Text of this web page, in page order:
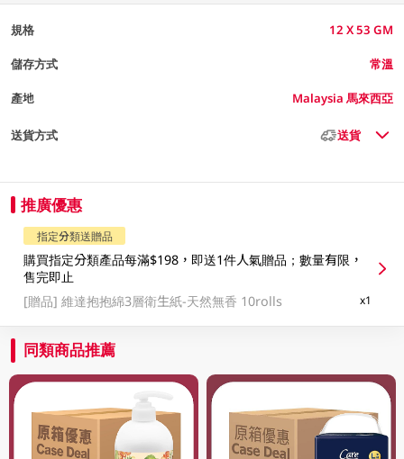
規格 12 X 53 GM
儲存方式 常溫
產地 Malaysia 馬來西亞
送貨方式 送貨
推廣優惠
指定分類送贈品
購買指定分類產品每滿$198，即送1件人氣贈品；數量有限，
售完即止
[贈品]維達抱抱綿3層衛生紙-天然無香 10rolls x1
同類商品推薦